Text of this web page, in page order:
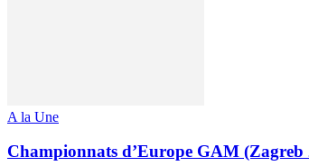
A la Une
Championnats d’Europe GAM